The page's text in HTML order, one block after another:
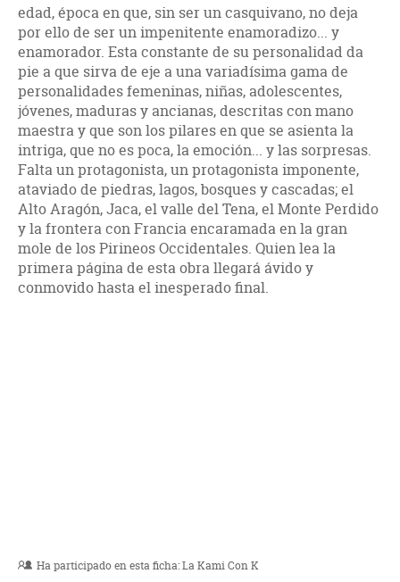
edad, época en que, sin ser un casquivano, no deja
por ello de ser un impenitente enamoradizo... y
enamorador. Esta constante de su personalidad da
pie a que sirva de eje a una variadísima gama de
personalidades femeninas, niñas, adolescentes,
jóvenes, maduras y ancianas, descritas con mano
maestra y que son los pilares en que se asienta la
intriga, que no es poca, la emoción... y las sorpresas.
Falta un protagonista, un protagonista imponente,
ataviado de piedras, lagos, bosques y cascadas; el
Alto Aragón, Jaca, el valle del Tena, el Monte Perdido
y la frontera con Francia encaramada en la gran
mole de los Pirineos Occidentales. Quien lea la
primera página de esta obra llegará ávido y
conmovido hasta el inesperado final.
Ha participado en esta ficha:La Kami Con K